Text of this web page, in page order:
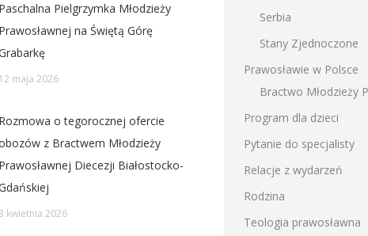
Paschalna Pielgrzymka Młodzieży
Prawosławnej na Świętą Górę
12 maja 2026
Rozmowa o tegorocznej ofercie
z Bractwem Młodzieży
Prawosławnej Diecezji Białostocko-
3 kwietnia 2026
Serbia
Stany Zjednoczone
Prawosławie w Polsce
Bractwo Młodzieży
Program dla dzieci
Pytanie do specjalisty
Relacje z wydarzeń
Rodzina
Teologia prawosławna